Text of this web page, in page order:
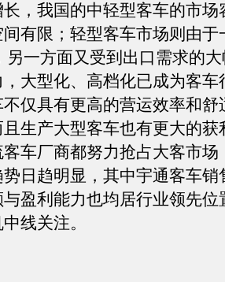
长，我国的中轻型客车的市场
有限；轻型客车市场则由于
另一方面又受到出口需求的
大型化、高档化已成为客车
仅具有更高的营运效率和舒
生产大型客车也有更大的获
车厂商都努力抢占大客市场
日趋明显，其中宇通客车销
盈利能力也均居行业领先位
线关注。